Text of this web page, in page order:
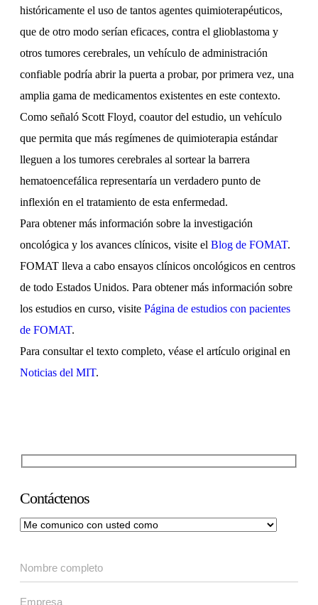
históricamente el uso de tantos agentes quimioterapéuticos,
que de otro modo serían eficaces, contra el glioblastoma y
otros tumores cerebrales, un vehículo de administración
confiable podría abrir la puerta a probar, por primera vez, una
amplia gama de medicamentos existentes en este contexto.
Como señaló Scott Floyd, coautor del estudio, un vehículo
que permita que más regímenes de quimioterapia estándar
lleguen a los tumores cerebrales al sortear la barrera
hematoencefálica representaría un verdadero punto de
inflexión en el tratamiento de esta enfermedad.
Para obtener más información sobre la investigación
oncológica y los avances clínicos, visite el Blog de FOMAT.
FOMAT lleva a cabo ensayos clínicos oncológicos en centros
de todo Estados Unidos. Para obtener más información sobre
los estudios en curso, visite Página de estudios con pacientes
de FOMAT.
Para consultar el texto completo, véase el artículo original en
Noticias del MIT.
Contáctenos